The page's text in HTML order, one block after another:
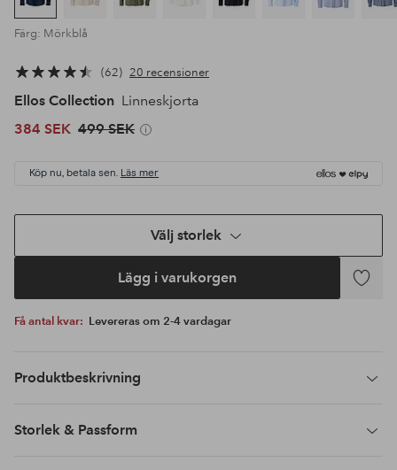
Färg: Mörkblå
62 20 recensioner
Ellos Collection Linneskjorta
384 SEK 499 SEK
Köp nu, betala sen. Läs mer
Välj storlek
Lägg i varukorgen
Lägg
Få antal kvar: Levereras om 2-4 vardagar
Produktbeskrivning
Storlek & Passform